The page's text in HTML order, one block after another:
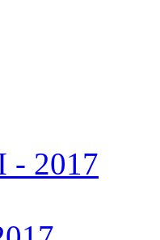
- 2017